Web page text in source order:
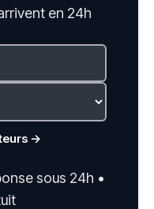
en 24h
→
sous 24h •